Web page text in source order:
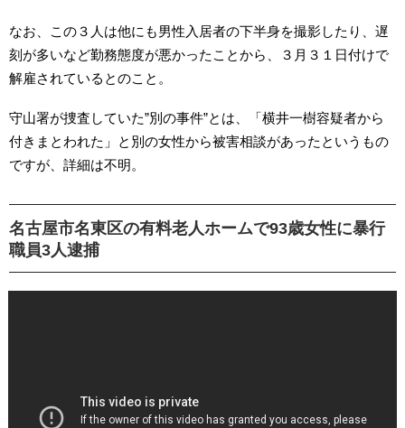
なお、この３人は他にも男性入居者の下半身を撮影したり、遅
刻が多いなど勤務態度が悪かったことから、３月３１日付けで
解雇されているとのこと。
守山署が捜査していた”別の事件”とは、「横井一樹容疑者から
付きまとわれた」と別の女性から被害相談があったというもの
ですが、詳細は不明。
名古屋市名東区の有料老人ホームで93歳女性に暴行
職員3人逮捕